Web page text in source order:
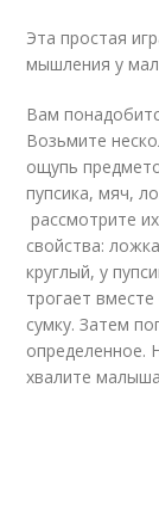
Эта простая
мышления у
Вам
Возьмите
ощупь
пупсика, мяч,
рассмотрите
свойства:
круглый, у
трогает
сумку. Затем
определенное.
хвалите